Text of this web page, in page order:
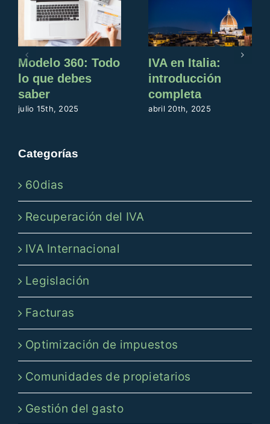
Categorías
60dias
Recuperación del IVA
IVA Internacional
Legislación
Facturas
Optimización de impuestos
Comunidades de propietarios
Gestión del gasto
Modelo 360: Todo
lo que debes
saber
julio 15th, 2025
IVA en Italia:
introducción
completa
abril 20th, 2025